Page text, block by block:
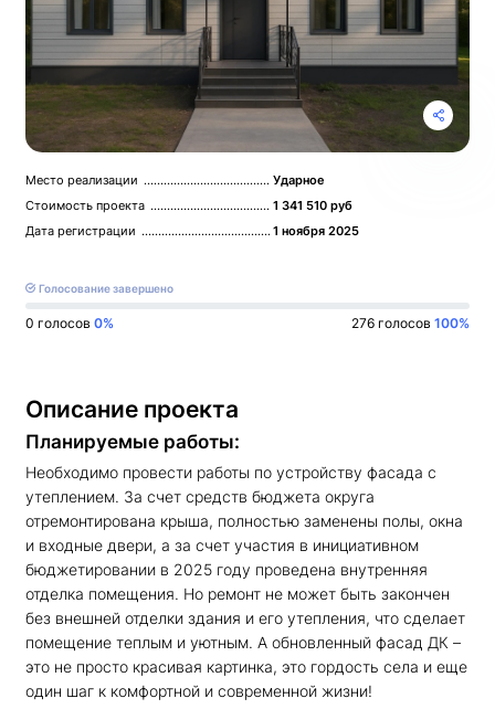
Место реализации
Ударное
Стоимость проекта
1 341 510 руб
Дата регистрации
1 ноября 2025
Голосование завершено
0 голосов 0% 276 голосов 100%
Описание проекта
Планируемые работы:
Необходимо провести работы по устройству фасада с
утеплением. За счет средств бюджета округа
отремонтирована крыша, полностью заменены полы, окна
и входные двери, а за счет участия в инициативном
бюджетировании в 2025 году проведена внутренняя
отделка помещения. Но ремонт не может быть закончен
без внешней отделки здания и его утепления, что сделает
помещение теплым и уютным. А обновленный фасад ДК –
это не просто красивая картинка, это гордость села и еще
один шаг к комфортной и современной жизни!